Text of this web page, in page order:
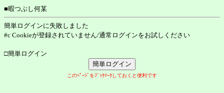
■暇つぶし何某
簡単ログインに失敗しました
#c Cookieが登録されていません/通常ログインをお試しください
□簡単ログイン
このﾍﾟｰｼﾞをﾌﾞｯｸﾏｰｸしておくと便利です